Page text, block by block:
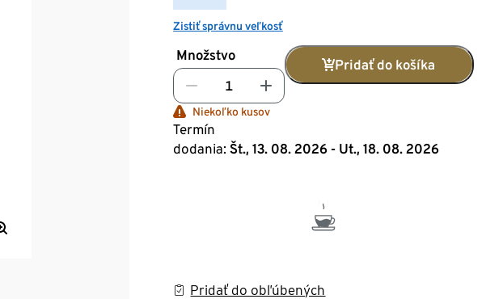
Zistiť správnu veľkosť
Množstvo
Pridať do košíka
Niekoľko kusov
Termín
dodania: Št., 13. 08. 2026 - Ut., 18. 08. 2026
Pridať do obľúbených